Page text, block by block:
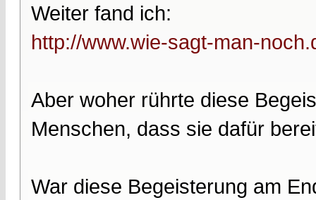
Weiter fand ich:
http://www.wie-sagt-man-
Aber woher rührte diese
Menschen, dass sie dafür
War diese Begeisterung am